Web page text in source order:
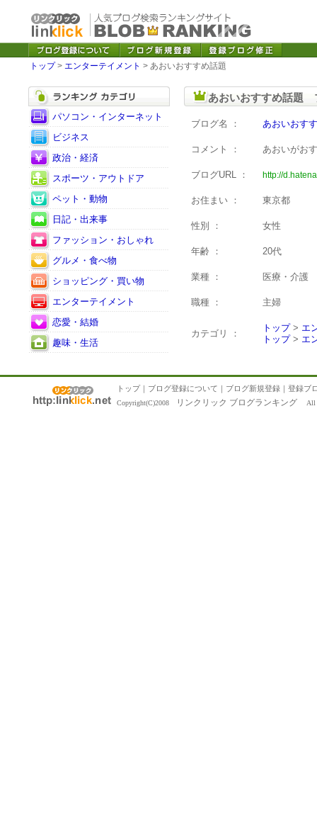
トップ> エンターテイメント > あおいおすすめ話題
パソコン・インターネット
ビジネス
政治・経済
スポーツ・アウトドア
ペット・動物
日記・出来事
ファッション・おしゃれ
グルメ・食べ物
ショッピング・買い物
エンターテイメント
恋愛・結婚
趣味・生活
あおいおすすめ話題
ブログ名 ： あおいおす
コメント ： あおいがお
ブログURL ： http://
お住まい ： 東京都
性別 ： 女性
年齢 ： 20代
業種 ： 医療・介護
職種 ： 主婦
カテゴリ ：
トップ> エ
トップ> エ
トップ｜ ブログ登録について ｜ ブログ新規登録 ｜ 登録ブ
Copyright(C)2008 リンクリック ブログランキング All